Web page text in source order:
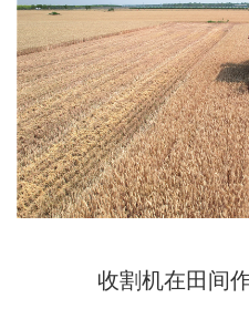
收割机在田间